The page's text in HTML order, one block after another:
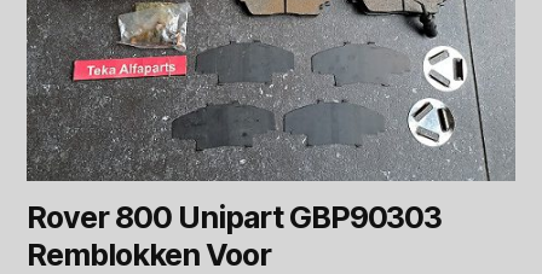
Rover 800 Unipart GBP90303
Remblokken Voor